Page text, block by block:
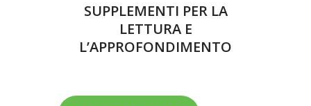
SUPPLEMENTI PER LA
LETTURA E
L’APPROFONDIMENTO